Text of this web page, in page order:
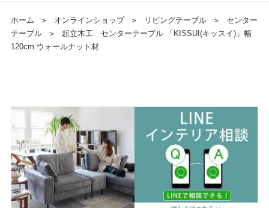
ホーム ＞ オンラインショップ ＞ リビングテーブル ＞
センター
テーブル
＞
起立木工 センターテーブル 「KISSUI(キッスイ)」幅
120cm ウォールナット材